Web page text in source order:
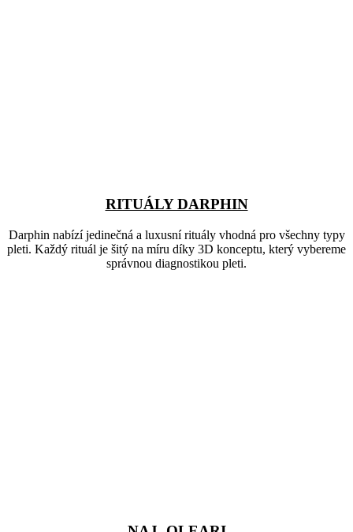
RITUÁLY DARPHIN
Darphin nabízí jedinečná a luxusní rituály vhodná pro všechny typy
pleti. Každý rituál je šitý na míru díky 3D konceptu, který vybereme
správnou diagnostikou pleti.